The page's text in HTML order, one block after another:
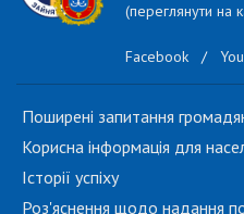
(переглянути на
Facebook /
Поширені запитання
Корисна інформація для
Історії успіху
Роз'яснення щодо надання